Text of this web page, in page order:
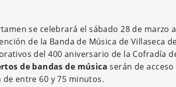
se celebrará el sábado 28 de marzo
de la Banda de Música de Villaseca
del 400 aniversario de la Cofradía
de bandas de música serán de
entre 60 y 75 minutos.